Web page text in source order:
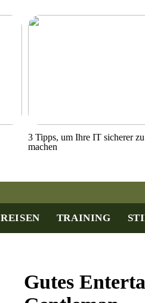
3 Tipps, um Ihre IT sicherer zu
machen
REISEN TRAINING
Gutes